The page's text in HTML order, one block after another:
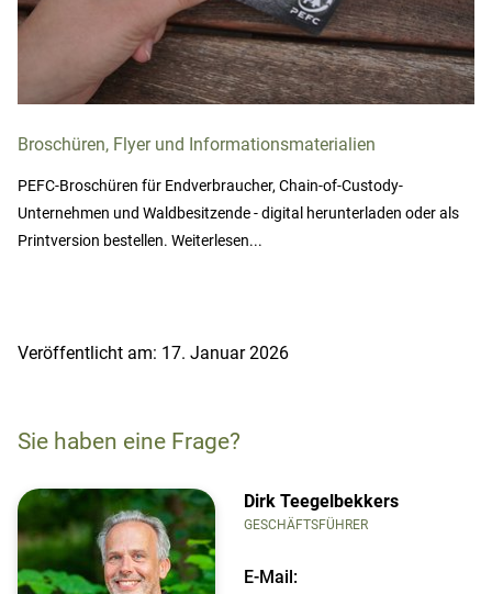
Broschüren, Flyer und Informationsmaterialien
PEFC-Broschüren für Endverbraucher, Chain-of-Custody-
Unternehmen und Waldbesitzende - digital herunterladen oder als
Printversion bestellen. Weiterlesen...
Veröffentlicht am: 17. Januar 2026
Sie haben eine Frage?
Dirk Teegelbekkers
GESCHÄFTSFÜHRER
E-Mail: